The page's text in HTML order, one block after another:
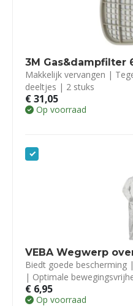
3M Gas&dampfilter
Makkelijk vervangen |
deeltjes | 2 stuks
€31,05
Op voorraad
VEBA Wegwerp
Biedt goede bescherming
| Optimale
€ 6,95
Op voorraad